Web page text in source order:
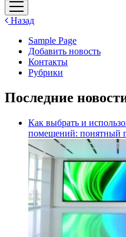
открыть
меню
Назад
Sample Page
Добавить новость
Контакты
Рубрики
Последние
Как выбрать и
помещений: понятный